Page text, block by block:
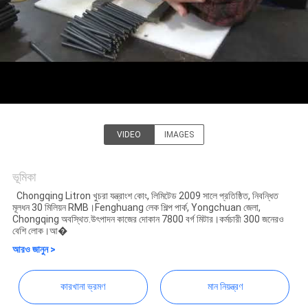
একটি
উদ্ধৃতি
করুন
গোপনীয়তা
নীতি
VIDEO IMAGES
ভূমিকা
Chongqing Litron খুচরা যন্ত্রাংশ কোং, লিমিটেড 2009 সালে প্রতিষ্ঠিত, নিবন্ধিত
মূলধন 30 মিলিয়ন RMB।Fenghuang লেক শিল্প পার্ক, Yongchuan জেলা,
Chongqing অবস্থিত.উৎপাদন কাজের দোকান 7800 বর্গ মিটার।কর্মচারী 300 জনেরও
বেশি লোক।আ�
আরও জানুন >
কারখানা ভ্রমণ মান নিয়ন্ত্রণ